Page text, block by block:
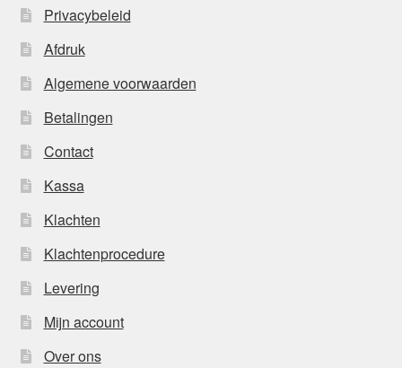
Privacybeleid
Afdruk
Algemene voorwaarden
Betalingen
Contact
Kassa
Klachten
Klachtenprocedure
Levering
Mijn account
Over ons